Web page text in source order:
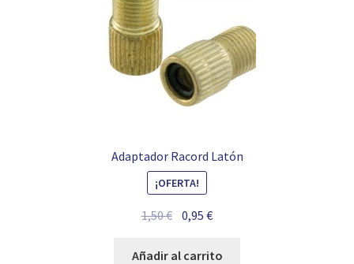
Adaptador Racord Latón
¡OFERTA!
1,50€ El
original
0,95€El
actual
Añadir al carrito